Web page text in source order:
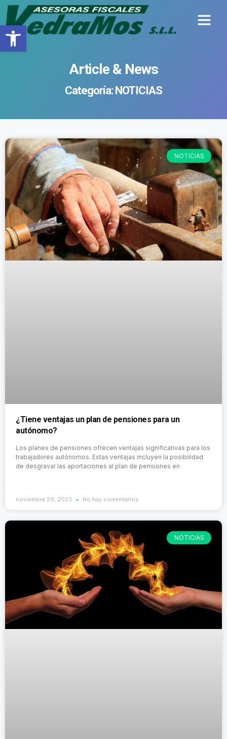
Abrir barra de herramientas
Article & News
Categoría: NOTICIAS
NOTICIAS
¿Tiene ventajas un plan de pensiones para un
autónomo?
Los planes de pensiones ofrecen ventajas significativas para los
trabajadores autónomos. Estas ventajas incluyen la posibilidad
de desgravar las aportaciones al plan de pensiones en
noviembre 29, 2023 No hay comentarios
NOTICIAS